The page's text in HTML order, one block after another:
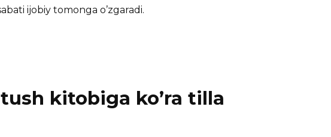
ijobiy tomonga o’zgaradi.
kitobiga ko’ra tilla